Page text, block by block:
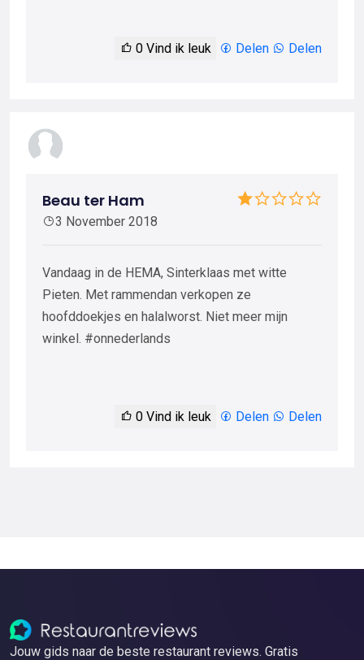
0 Vind ik leuk Delen Delen
Beau ter Ham
3 November 2018
Vandaag in de HEMA, Sinterklaas met witte
Pieten. Met rammendan verkopen ze
hoofddoekjes en halalworst. Niet meer mijn
winkel. #onnederlands
0 Vind ik leuk Delen Delen
Jouw gids naar de beste restaurant reviews. Gratis